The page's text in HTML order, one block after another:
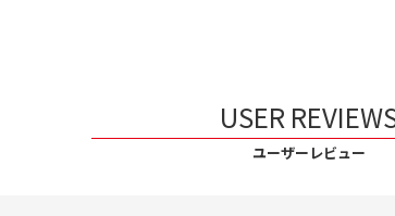
USER
ユーザーレビュー